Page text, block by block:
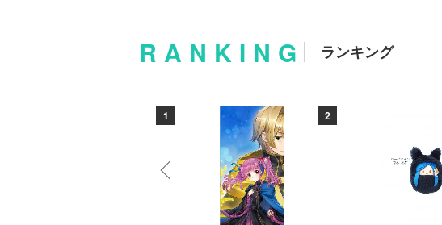
RANKING ランキング
1 2